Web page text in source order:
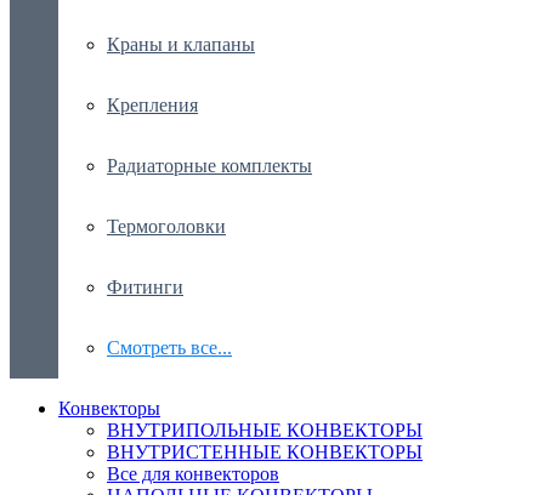
Краны и клапаны
Крепления
Радиаторные комплекты
Термоголовки
Фитинги
Смотреть все...
Конвекторы
ВНУТРИПОЛЬНЫЕ КОНВЕКТОРЫ
ВНУТРИСТЕННЫЕ КОНВЕКТОРЫ
Все для конвекторов